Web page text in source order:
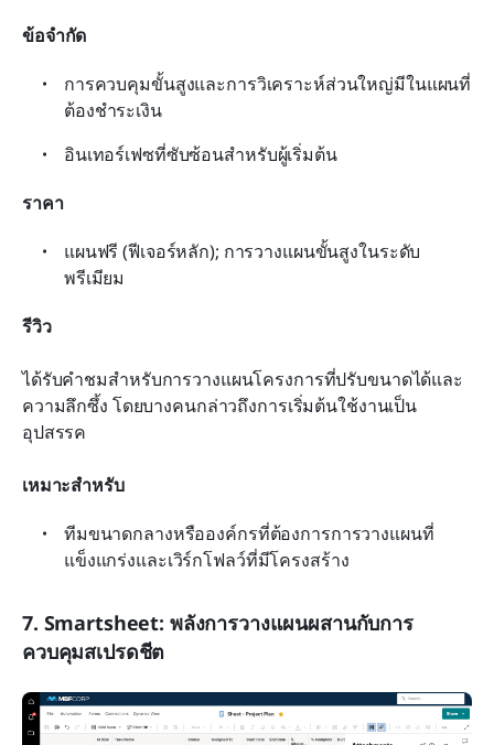
ข้อจำกัด
การควบคุมขั้นสูงและการวิเคราะห์ส่วนใหญ่มีในแผนที่
ต้องชำระเงิน
อินเทอร์เฟซที่ซับซ้อนสำหรับผู้เริ่มต้น
ราคา
แผนฟรี (ฟีเจอร์หลัก); การวางแผนขั้นสูงในระดับ
พรีเมียม
รีวิว
ได้รับคำชมสำหรับการวางแผนโครงการที่ปรับขนาดได้และ
ความลึกซึ้ง โดยบางคนกล่าวถึงการเริ่มต้นใช้งานเป็น
อุปสรรค
เหมาะสำหรับ
ทีมขนาดกลางหรือองค์กรที่ต้องการการวางแผนที่
แข็งแกร่งและเวิร์กโฟลว์ที่มีโครงสร้าง
7. Smartsheet: พลังการวางแผนผสานกับการ
ควบคุมสเปรดชีต